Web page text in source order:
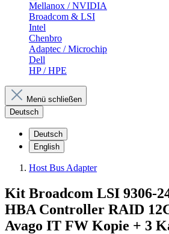
Mellanox / NVIDIA
Broadcom & LSI
Intel
Chenbro
Adaptec / Microchip
Dell
HP / HPE
Menü schließen
Deutsch
Deutsch
English
Host Bus Adapter
Kit Broadcom LSI 9306-
HBA Controller RAID
Avago IT FW Kopie + 3